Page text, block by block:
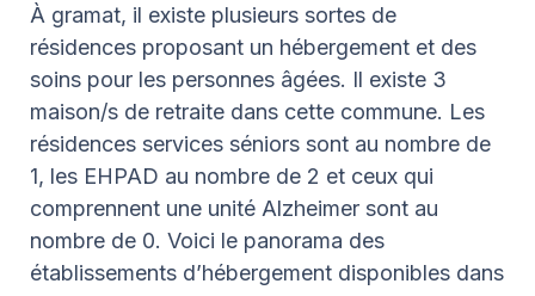
À gramat, il existe plusieurs sortes de
résidences proposant un hébergement et des
soins pour les personnes âgées. Il existe 3
maison/s de retraite dans cette commune. Les
résidences services séniors sont au nombre de
1, les EHPAD au nombre de 2 et ceux qui
comprennent une unité Alzheimer sont au
nombre de 0. Voici le panorama des
établissements d’hébergement disponibles dans